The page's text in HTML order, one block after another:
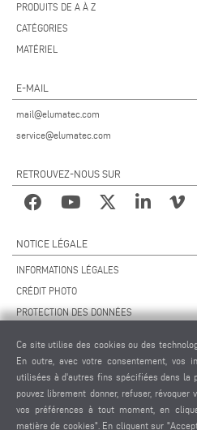
PRODUITS DE A À Z
CATÉGORIES
MATÉRIEL
E-MAIL
mail@elumatec.com
service@elumatec.com
RETROUVEZ-NOUS SUR
NOTICE LÉGALE
INFORMATIONS LÉGALES
CRÉDIT PHOTO
PROTECTION DES DONNÉES
ACCORD DE TÉLÉMAINTENANCE
PARAMÈTRES DES COOKIES
CODE DE CONDUITE DES FOURNISSEURS
Ce site utilise des cookies ou des
En outre, avec votre consentement, vos
utilisées à d'autres fins spécifiées dans la
pouvez librement donner, refuser,
vos préférences à tout moment, en
matière de cookies". En cliquant sur